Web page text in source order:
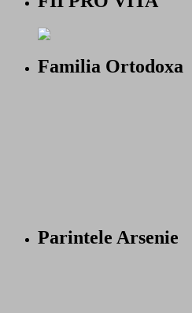
Familia Ortodoxa
Parintele Arsenie